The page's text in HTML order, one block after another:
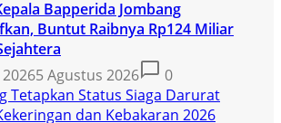
Bapperida Jombang
Buntut Raibnya Rp124 Miliar
5 Agustus 2026 0